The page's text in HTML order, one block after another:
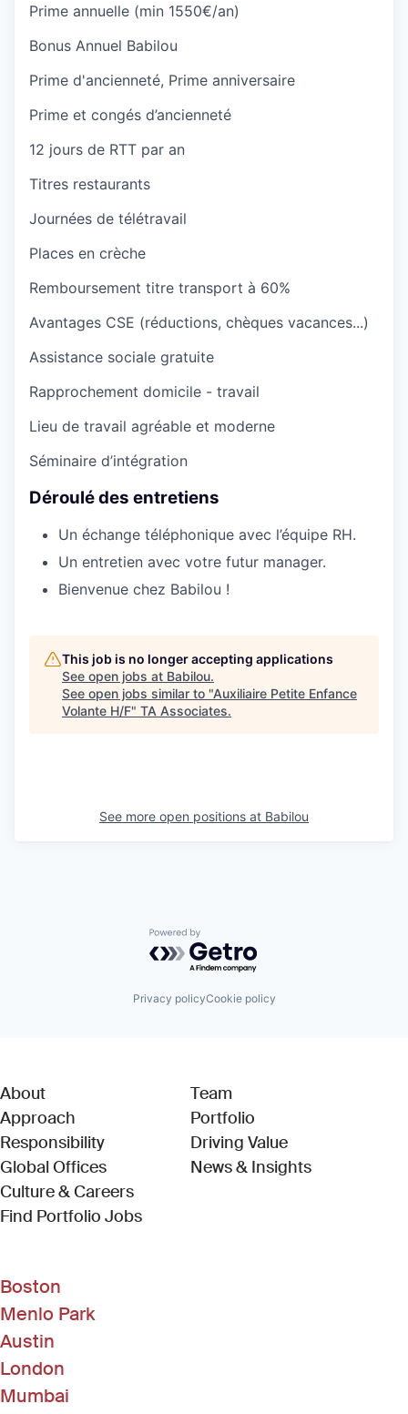
Prime annuelle (min 1550€/an)
Bonus Annuel Babilou
Prime d'ancienneté, Prime anniversaire
Prime et congés d’ancienneté
12 jours de RTT par an
Titres restaurants
Journées de télétravail
Places en crèche
Remboursement titre transport à 60%
Avantages CSE (réductions, chèques vacances...)
Assistance sociale gratuite
Rapprochement domicile - travail
Lieu de travail agréable et moderne
Séminaire d’intégration
Déroulé des entretiens
Un échange téléphonique avec l’équipe RH.
Un entretien avec votre futur manager.
Bienvenue chez Babilou !
This job is no longer accepting applications
See open jobs at Babilou.
See open jobs similar to "Auxiliaire Petite Enfance
Volante H/F" TA Associates.
See more open positions at Babilou
Powered by Getro.com
Privacy policyCookie policy
About
Approach
Responsibility
Global Offices
Culture & Careers
Find Portfolio Jobs(Link opens in new window)
Team
Portfolio
Driving Value
News & Insights
Boston
Menlo Park
Austin
London
Mumbai